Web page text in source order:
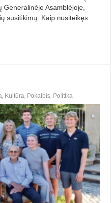
Asamblėjoje,
susitikimų. Kaip nusiteikęs
, Kultūra, Pokalbis, Politika